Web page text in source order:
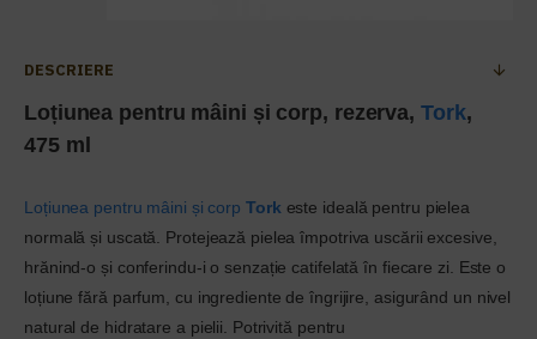
DESCRIERE
Loțiunea pentru mâini și corp, rezerva, Tork,
475 ml
Loțiunea pentru mâini și corp Tork este ideală pentru pielea
normală și uscată. Protejează pielea împotriva uscării excesive,
hrănind-o și conferindu-i o senzație catifelată în fiecare zi. Este o
loțiune fără parfum, cu ingrediente de îngrijire, asigurând un nivel
natural de hidratare a pielii. Potrivită pentru